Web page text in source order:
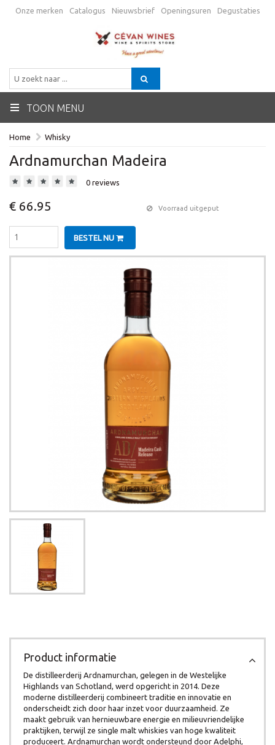
Onze merken Catalogus Nieuwsbrief Openingsuren Degustaties
Algemene voorwaarden
TOON MENU
Home Whisky
Ardnamurchan Madeira
0 reviews
€ 66.95 Voorraad uitgeput
BESTEL NU
Product informatie
De distilleerderij Ardnamurchan, gelegen in de Westelijke
Highlands van Schotland, werd opgericht in 2014. Deze
moderne distilleerderij combineert traditie en innovatie en
onderscheidt zich door haar inzet voor duurzaamheid. Ze
maakt gebruik van hernieuwbare energie en milieuvriendelijke
praktijken, terwijl ze single malt whiskies van hoge kwaliteit
produceert. Ardnamurchan wordt ondersteund door Adelphi,